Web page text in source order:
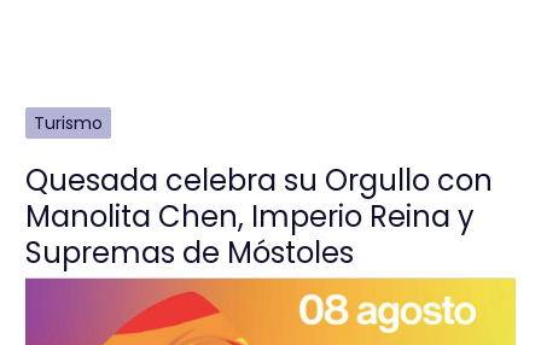
Turismo
Quesada celebra su Orgullo con
Manolita Chen, Imperio Reina y
Supremas de Móstoles